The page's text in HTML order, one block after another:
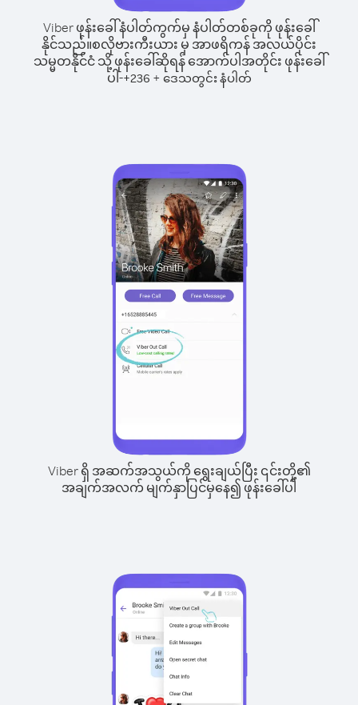
Viber ဖုန်းခေါ်နံပါတ်ကွက်မှ နံပါတ်တစ်ခုကို ဖုန်းခေါ်
နိုင်သည်။စလိုဗားကီးယား မှ အာဖရိကန် အလယ်ပိုင်း
သမ္မတနိုင်ငံ သို့ ဖုန်းခေါ်ဆိုရန် အောက်ပါအတိုင်း ဖုန်းခေါ်
ပါ-+236 + ဒေသတွင်း နံပါတ်
Viber ရှိ အဆက်အသွယ်ကို ရွေးချယ်ပြီး ၎င်းတို့၏
အချက်အလက် မျက်နှာပြင်မှနေ၍ ဖုန်းခေါ်ပါ